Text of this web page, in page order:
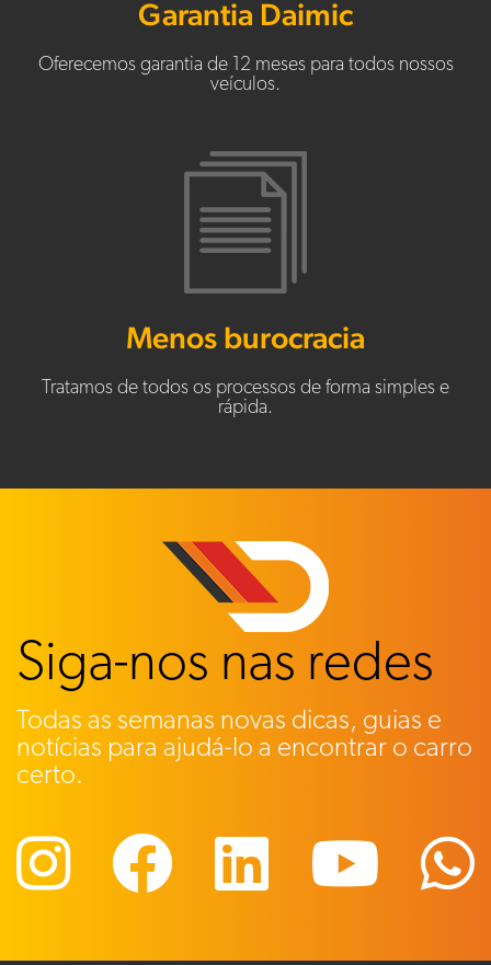
Garantia Daimic
Oferecemos garantia de 12 meses para todos nossos
veículos.
Menos burocracia
Tratamos de todos os processos de forma simples e
rápida.
Siga-nos nas redes
Todas as semanas novas dicas, guias e
notícias para ajudá-lo a encontrar o carro
certo.